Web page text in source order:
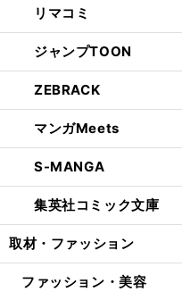
リマコミ
ジャンプTOON
ZEBRACK
マンガMeets
S-MANGA
集英社コミック文庫
取材・ファッション
ファッション・美容